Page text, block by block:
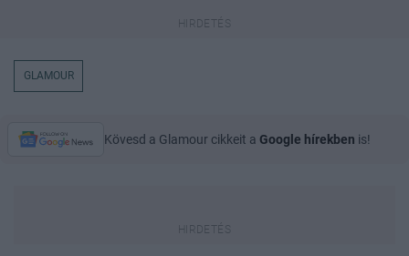
GLAMOUR
Kövesd a Glamour cikkeit a Google hírekben is!